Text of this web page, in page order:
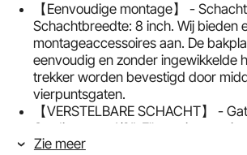
【Eenvoudige montage】 -
Schachtbreedte: 8 inch. Wij bieden
montageaccessoires aan. De
eenvoudig en zonder ingewikkelde
trekker worden bevestigd door
vierpuntsgaten.
【VERSTELBARE SCHACHT】 -
Gatdiameter: 1/2". Elke as is
met vier standen die aan het
Zie meer